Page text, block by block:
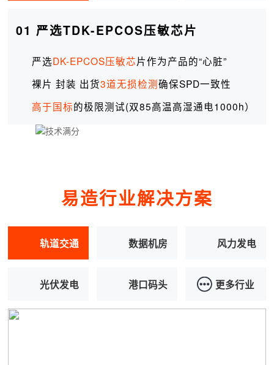
01 严选TDK-EPCOS压敏芯片
严选DK-EPCOS压敏芯片作为产品的“心脏”
裸片 封装 出货3道无损检测确保SPD一致性
高于国标的极限测试(双85高温高湿通电1000h）
易造行业解决方案
轨道交通 数据机房 风力发电
光伏发电 港口码头 更多行业